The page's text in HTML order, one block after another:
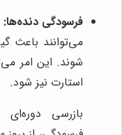
فرسودگی دنده‌ها:
می‌توانند باعث
شوند. این امر
استارت نیز شود.
بازرسی